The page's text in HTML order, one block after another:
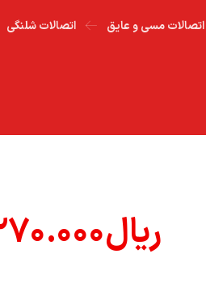
اتصالات مسی و عایق اتصالات شلنگی
ریال